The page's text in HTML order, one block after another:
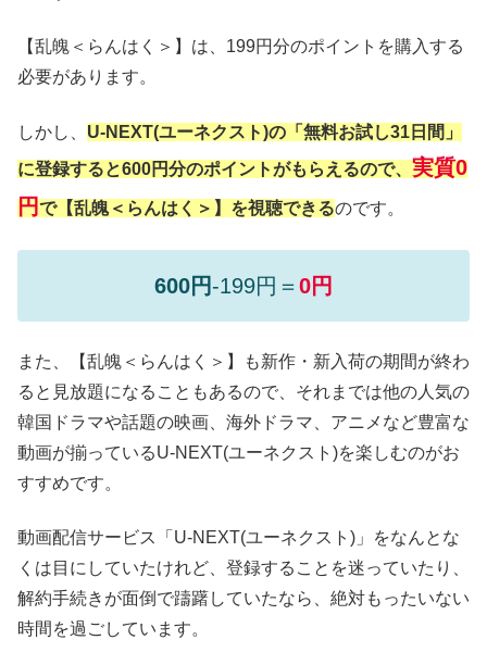
【乱魄＜らんはく＞】は、199円分のポイントを購入する
必要があります。
しかし、 U-NEXT(ユーネクスト)の「無料お試し31日間」
に登録すると600円分のポイントがもらえるので、 実質0
円で【乱魄＜らんはく＞】を視聴できるのです。
600円-199円＝0円
また、【乱魄＜らんはく＞】も新作・新入荷の期間が終わ
ると見放題になることもあるので、それまでは他の人気の
韓国ドラマや話題の映画、海外ドラマ、アニメなど豊富な
動画が揃っているU-NEXT(ユーネクスト)を楽しむのがお
すすめです。
動画配信サービス「U-NEXT(ユーネクスト)」をなんとな
くは目にしていたけれど、登録することを迷っていたり、
解約手続きが面倒で躊躇していたなら、絶対もったいない
時間を過ごしています。